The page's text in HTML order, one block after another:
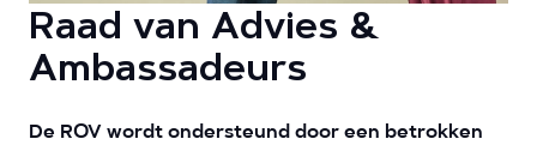
Raad van Advies &
Ambassadeurs
De ROV wordt ondersteund door een betrokken